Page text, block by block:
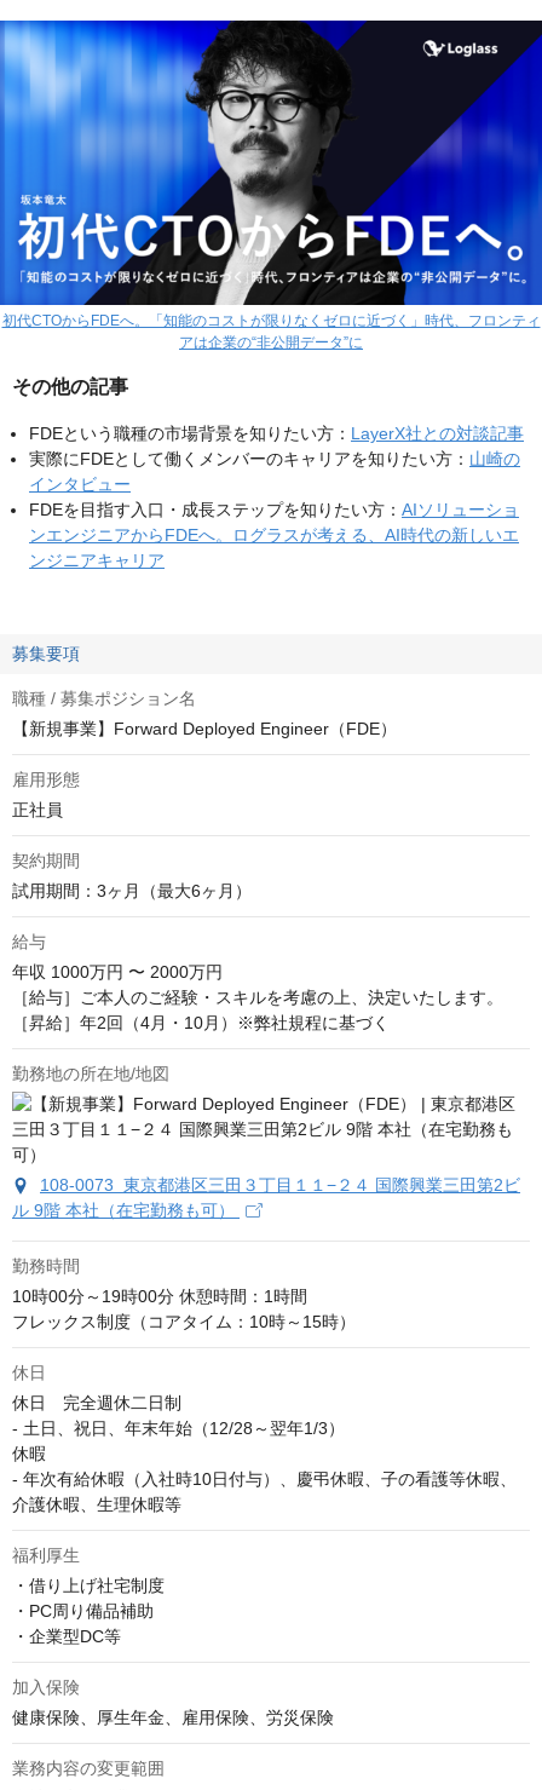
初代CTOからFDEへ。「知能のコストが限りなくゼロに近づく」時代、フロンティ
アは企業の“非公開データ”に
その他の記事
FDEという職種の市場背景を知りたい方： LayerX社との対談記事
実際にFDEとして働くメンバーのキャリアを知りたい方： 山崎の
インタビュー
FDEを目指す入口・成長ステップを知りたい方： AIソリューショ
ンエンジニアからFDEへ。ログラスが考える、AI時代の新しいエ
ンジニアキャリア
募集要項
職種 / 募集ポジション名
【新規事業】Forward Deployed Engineer（FDE）
雇用形態
正社員
契約期間
試用期間：3ヶ月（最大6ヶ月）
給与
年収 1000万円 〜 2000万円
［給与］ご本人のご経験・スキルを考慮の上、決定いたします。
［昇給］年2回（4月・10月）※弊社規程に基づく
勤務地の所在地/地図
108-0073 東京都港区三田３丁目１１−２４ 国際興業三田第2ビ
ル 9階 本社（在宅勤務も可）
勤務時間
10時00分～19時00分 休憩時間：1時間
フレックス制度（コアタイム：10時～15時）
休日
休日　完全週休二日制
- 土日、祝日、年末年始（12/28～翌年1/3）
休暇
- 年次有給休暇（入社時10日付与）、慶弔休暇、子の看護等休暇、
介護休暇、生理休暇等
福利厚生
・借り上げ社宅制度
・PC周り備品補助
・企業型DC等
加入保険
健康保険、厚生年金、雇用保険、労災保険
業務内容の変更範囲